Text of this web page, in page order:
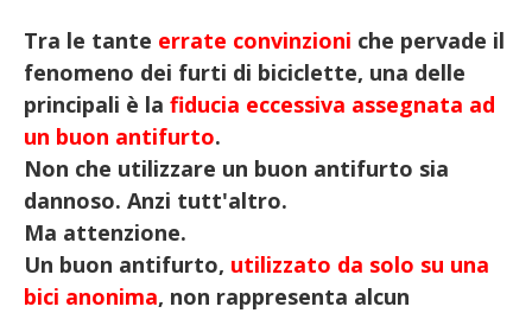
Tra le tante errate convinzioni che pervade il
fenomeno dei furti di biciclette, una delle
principali è la fiducia eccessiva assegnata ad
un buon antifurto.
Non che utilizzare un buon antifurto sia
dannoso. Anzi tutt'altro.
Ma attenzione.
Un buon antifurto, utilizzato da solo su una
bici anonima, non rappresenta alcun